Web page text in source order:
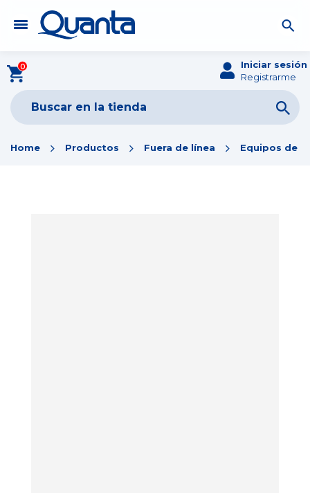
0
Iniciar sesión
Registrarme
Home Productos Fuera de línea Equipos de